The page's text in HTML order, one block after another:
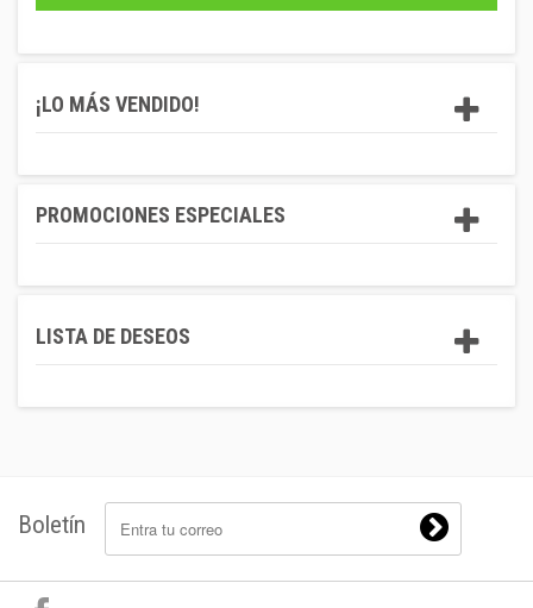
¡LO MÁS VENDIDO!
PROMOCIONES ESPECIALES
LISTA DE DESEOS
Boletín